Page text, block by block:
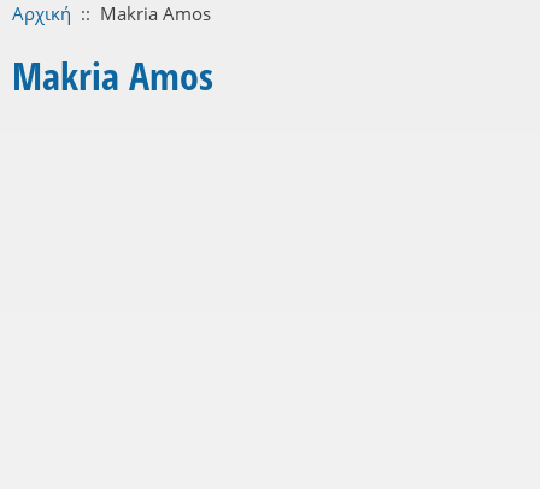
Αρχική :: Makria Amos
Makria Amos